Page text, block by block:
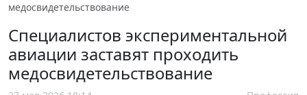
медосвидетельствование
Специалистов экспериментальной
авиации заставят проходить
медосвидетельствование